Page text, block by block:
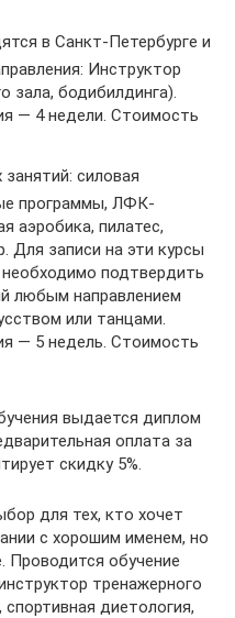
в Санкт-Петербурге и
Инструктор
зала, бодибилдинга).
— 4 недели. Стоимость
силовая
программы, ЛФК-
аэробика, пилатес,
Для записи на эти курсы
подтвердить
любым направлением
или танцами.
— 5 недель. Стоимость
выдается диплом
оплата за
скидку 5%.
для тех, кто хочет
с хорошим именем, но
Проводится обучение
тренажерного
диетология,